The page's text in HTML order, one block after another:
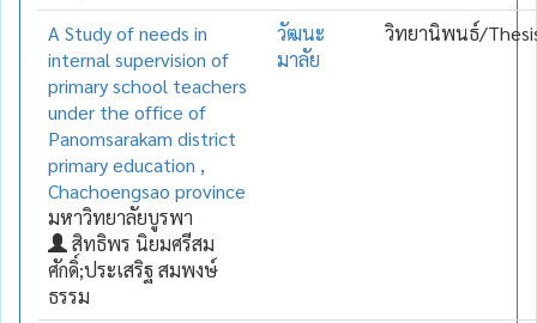
A Study of needs in
internal supervision of
primary school teachers
under the office of
Panomsarakam district
primary education ,
Chachoengsao province
มหาวิทยาลัยบูรพา
สิทธิพร นิยมศรีสม
ศักดิ์;ประเสริฐ สมพงษ์
ธรรม
วัฒนะ
มาลัย
วิทยานิพนธ์/